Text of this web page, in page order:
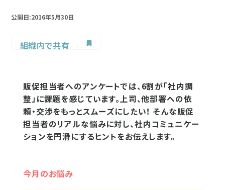
公開日:2016年5月30日
組織内で共有
販促担当者へのアンケートでは、6割が「社内調
整」に課題を感じています。上司、他部署への依
頼・交渉をもっとスムーズにしたい！ そんな販促
担当者のリアルな悩みに対し、社内コミュニケー
ションを円滑にするヒントをお伝えします。
今月のお悩み